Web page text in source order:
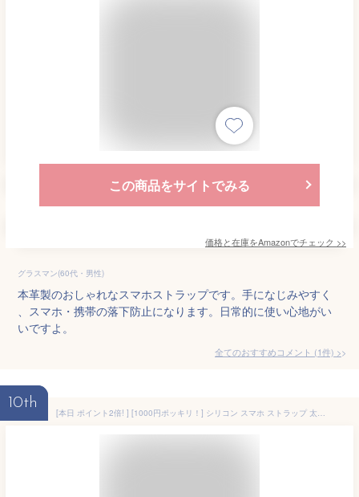
この商品をサイトでみる
価格と在庫をAmazonでチェック >>
グラスマン(60代・男性)
本革製のおしゃれなスマホストラップです。手になじみやすく
、スマホ・携帯の落下防止になります。日常的に使い心地がい
いですよ。
全てのおすすめコメント (1件) >
10th
[本日 ポイント2倍! ] [1000円ポッキリ！] シリコン スマホ ストラップ 太い 挟むだけ 20カラー 手首 スペア透明ホルダー2枚付き 蛍光ベアモチーフ付き ハンドストラップ 全機種対応 リストストラップ 携帯ストラップ 落下防止 プレゼ